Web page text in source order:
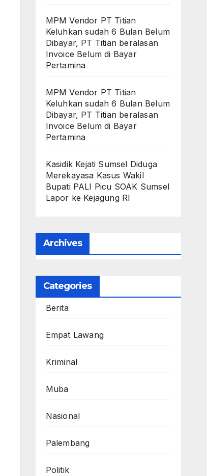
MPM Vendor PT Titian
Keluhkan sudah 6 Bulan Belum
Dibayar, PT Titian beralasan
Invoice Belum di Bayar
Pertamina
MPM Vendor PT Titian
Keluhkan sudah 6 Bulan Belum
Dibayar, PT Titian beralasan
Invoice Belum di Bayar
Pertamina
Kasidik Kejati Sumsel Diduga
Merekayasa Kasus Wakil
Bupati PALI Picu SOAK Sumsel
Lapor ke Kejagung RI
Archives
Categories
Berita
Empat Lawang
Kriminal
Muba
Nasional
Palembang
Politik